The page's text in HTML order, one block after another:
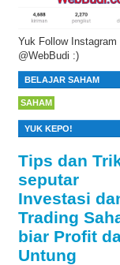
Yuk Follow Instagram
@WebBudi :)
BELAJAR SAHAM
SAHAM
YUK KEPO!
Tips dan
seputar
Investasi
Trading
biar Profit
Untung